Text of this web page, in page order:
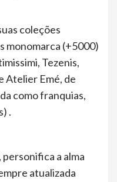
coleções
monomarca (+5000)
Tezenis,
Atelier Emé, de
como franquias,
.
a alma
atualizada